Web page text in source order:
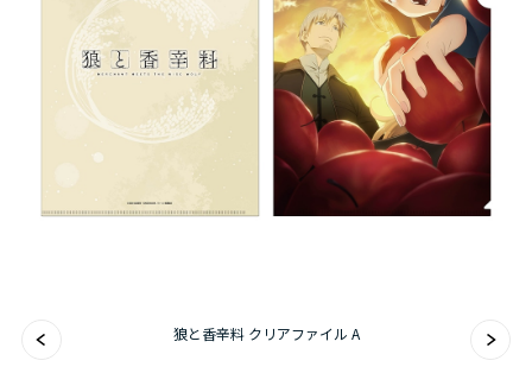
薬屋のひとりごと 夏の園遊会2026
名探偵コナン
アニメ『僕のヒーローアカデミア』10周年
ハイキュー!!ジャージ＆ユニフォーム
『ふつつかな悪女ではございますが ～雛宮蝶鼠と
狼と香辛料 クリアファイル A